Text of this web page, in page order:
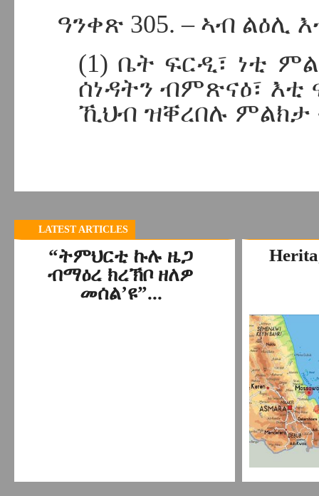
ዓንቀጽ 305. – ኣብ
(1) ቤት ፍርዲ፣ ነቲ
ሰነዳትን ብምጽናዕ፣ እቲ
ኺህብ ዝቐረበሉ ምልክታ
LATEST ARTICLES
“ትምህርቲ ኩሉ ዜጋ
ብማዕረ ክረኽቦ ዘለዎ
መሰል’ዩ”...